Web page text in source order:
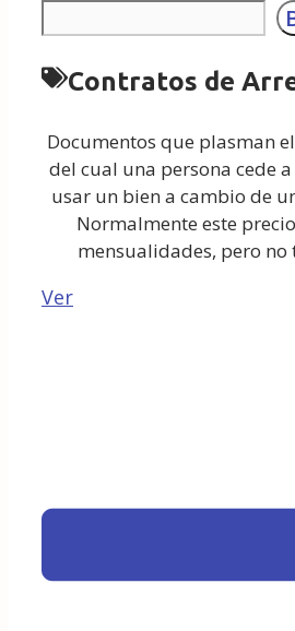
Contratos de
Documentos que plasman
del cual una persona cede
usar un bien a cambio de
Normalmente este
mensualidades, pero no
Ver